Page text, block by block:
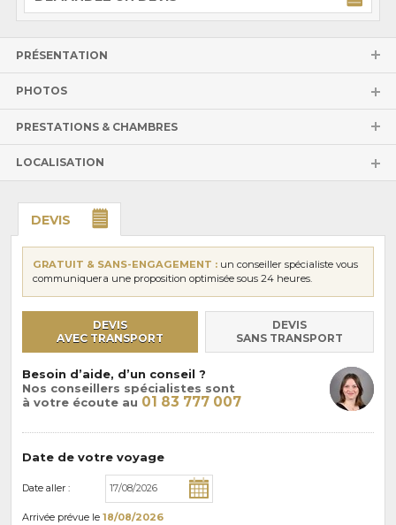
PRÉSENTATION
PHOTOS
PRESTATIONS & CHAMBRES
LOCALISATION
DEVIS
GRATUIT & SANS-ENGAGEMENT : un conseiller spécialiste vous
communiquera une proposition optimisée sous 24 heures.
DEVIS
AVEC TRANSPORT
DEVIS
SANS TRANSPORT
Besoin d’aide, d’un conseil ?
Nos conseillers spécialistes sont
à votre écoute au 01 83 777 007
Date de votre voyage
Date aller :
Arrivée prévue le 18/08/2026